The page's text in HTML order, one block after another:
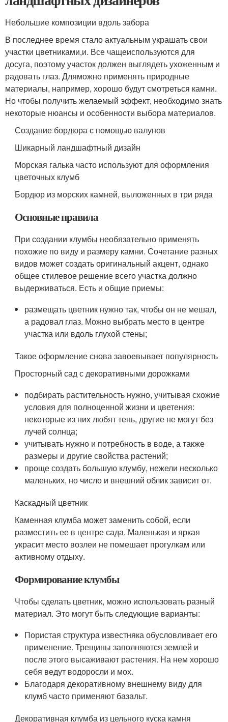
Небольшие композиции вдоль забора
В последнее время стало актуальным украшать свои
участки цветниками,и. Все чащеиспользуются для
досуга, поэтому участок должен выглядеть ухоженным и
радовать глаз. Дляможно применять природные
материалы, например, хорошо будут смотреться камни.
Но чтобы получить желаемый эффект, необходимо знать
некоторые нюансы и особенности выбора материалов.
Создание бордюра с помощью валунов
Шикарный ландшафтный дизайн
Морская галька часто используют для оформления
цветочных клумб
Бордюр из морских камней, выложенных в три ряда
Основные правила
При создании клумбы необязательно применять
похожие по виду и размеру камни. Сочетание разных
видов может создать оригинальный акцент, однако
общее стилевое решение всего участка должно
выдерживаться. Есть и общие приемы:
размещать цветник нужно так, чтобы он не мешал,
а радовал глаз. Можно выбрать место в центре
участка или вдоль глухой стены;
Такое оформление снова завоевывает популярность
Просторный сад с декоративными дорожками
подбирать растительность нужно, учитывая схожие
условия для полноценной жизни и цветения:
некоторые из них любят тень, другие не могут без
лучей солнца;
учитывать нужно и потребность в воде, а также
размеры и другие свойства растений;
проще создать большую клумбу, нежели несколько
маленьких, но число и внешний облик зависит от.
Каскадный цветник
Каменная клумба может заменить собой, если
разместить ее в центре сада. Маленькая и яркая
украсит место возлеи не помешает прогулкам или
активному отдыху.
Формирование клумбы
Чтобы сделать цветник, можно использовать разный
материал. Это могут быть следующие варианты:
Пористая структура известняка обусловливает его
применение. Трещины заполняются землей и
после этого высаживают растения. На нем хорошо
себя ведут водоросли и мох.
Благодаря декоративному внешнему виду для
клумб часто применяют базальт.
Декоративная клумба из цельного куска камня